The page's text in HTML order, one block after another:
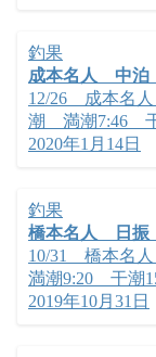
釣果
成本名人 中泊
12/26 成本名
潮 満潮7:46
2020年1月14日
釣果
橋本名人 日振
10/31 橋本名
満潮9:20 干潮
2019年10月31日